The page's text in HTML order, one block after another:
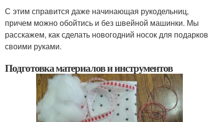
С этим справится даже начинающая рукодельниц,
причем можно обойтись и без швейной машинки. Мы
расскажем, как сделать новогодний носок для подарков
своими руками.
Подготовка материалов и инструментов